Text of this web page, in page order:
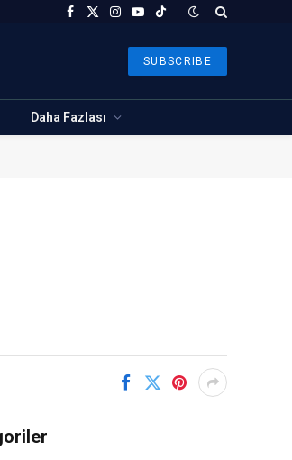
Facebook
X
Instagram
YouTubeTikTok
SUBSCRIBE
Daha Fazlası